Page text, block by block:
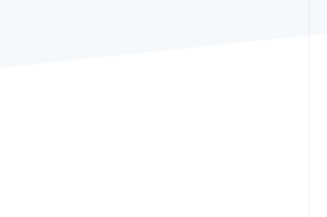
up